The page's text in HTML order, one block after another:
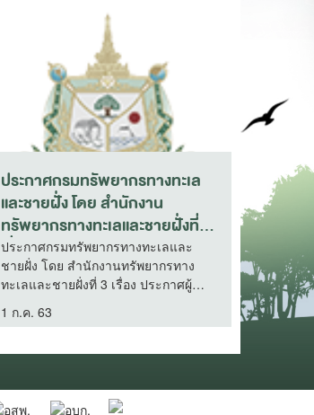
ประกาศ สำนักงานปลัดกระทรวง
ทรัพยากรธรรมชาติและสิ่ง
แวดล้อม เรื่อง เผยแพร่แผนการ
จัดซื้อจัดจ้าง ประจำปีงบประมาณ
พ.ศ. 2569
ประกาศ สำนักงานปลัดกระทรวง
ทรัพยากรธรรมชาติและสิ่งแวดล้อม
เรื่อง เผยแพร่แผนการจัดซื้อจัดจ้าง
24 ก.ย. 68
ประกา
และชาย
ทรัพยาก
เรื่อง
งานจ้าง
ภายนอ
ประโยช
ทรัพยาก
ชายฝั่ง โด
ทะเลและ
ชนะการเ
บริการบุค
1 ก.ค. 63